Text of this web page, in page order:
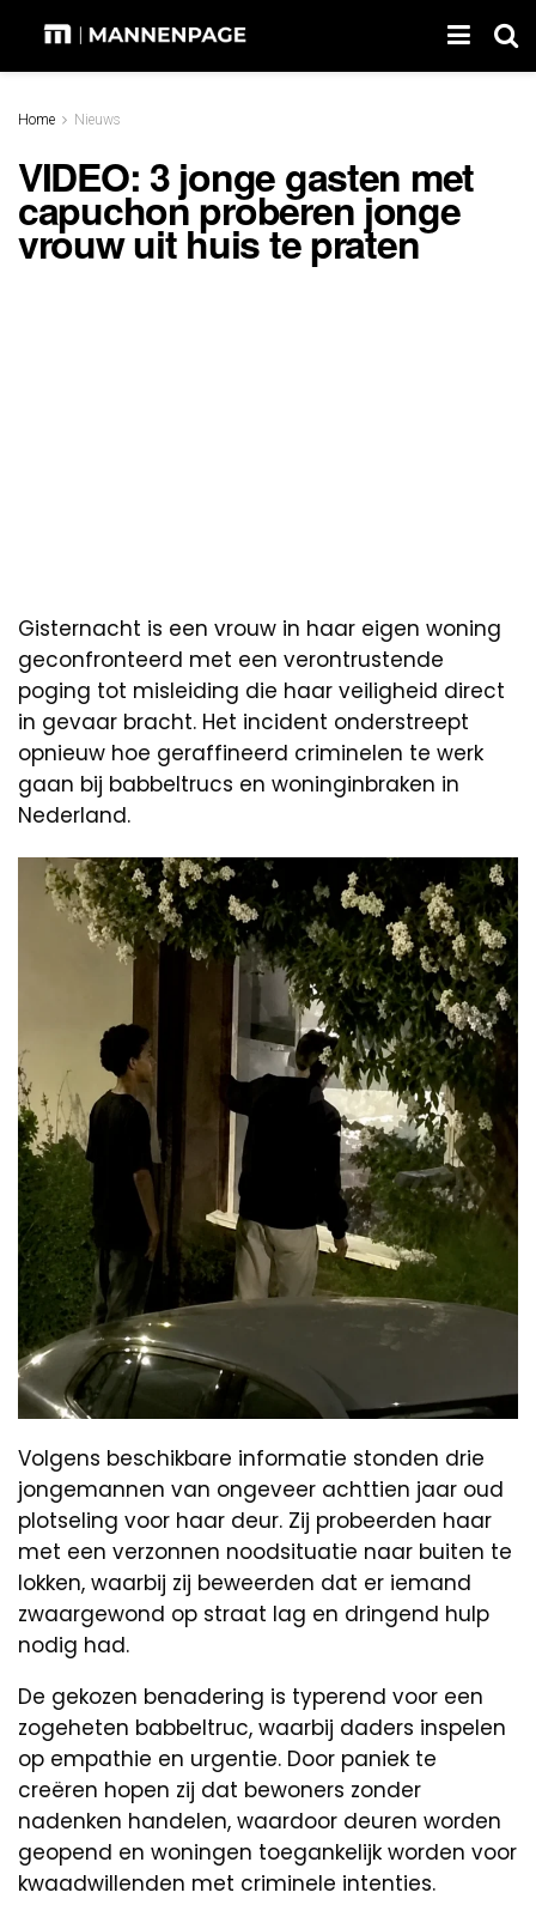
Home Nieuws
VIDEO: 3 jonge gasten met
capuchon proberen jonge
vrouw uit huis te praten
Gisternacht is een vrouw in haar eigen woning
geconfronteerd met een verontrustende
poging tot misleiding die haar veiligheid direct
in gevaar bracht. Het incident onderstreept
opnieuw hoe geraffineerd criminelen te werk
gaan bij babbeltrucs en woninginbraken in
Nederland.
Volgens beschikbare informatie stonden drie
jongemannen van ongeveer achttien jaar oud
plotseling voor haar deur. Zij probeerden haar
met een verzonnen noodsituatie naar buiten te
lokken, waarbij zij beweerden dat er iemand
zwaargewond op straat lag en dringend hulp
nodig had.
De gekozen benadering is typerend voor een
zogeheten babbeltruc, waarbij daders inspelen
op empathie en urgentie. Door paniek te
creëren hopen zij dat bewoners zonder
nadenken handelen, waardoor deuren worden
geopend en woningen toegankelijk worden voor
kwaadwillenden met criminele intenties.